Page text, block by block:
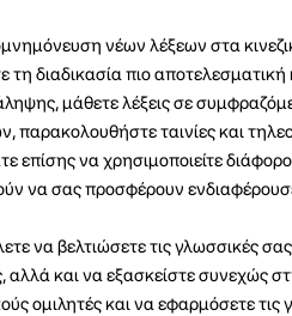
νέων λέξεων στα
τη διαδικασία πιο
μάθετε λέξεις σε
παρακολουθήστε ταινίες και
επίσης να χρησιμοποιείτε
να σας προσφέρουν
να βελτιώσετε τις γλωσσικές
αλλά και να εξασκείστε συνεχώς
ομιλητές και να εφαρμόσετε